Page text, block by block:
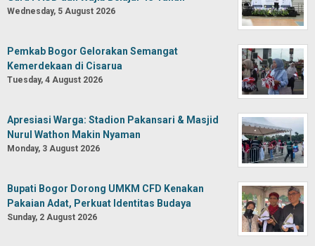
Wednesday, 5 August 2026
Pemkab Bogor Gelorakan Semangat
Kemerdekaan di Cisarua
Tuesday, 4 August 2026
Apresiasi Warga: Stadion Pakansari & Masjid
Nurul Wathon Makin Nyaman
Monday, 3 August 2026
Bupati Bogor Dorong UMKM CFD Kenakan
Pakaian Adat, Perkuat Identitas Budaya
Sunday, 2 August 2026